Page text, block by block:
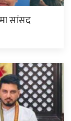
सांसद